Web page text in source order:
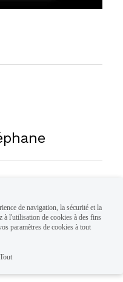
de navigation, la sécurité et la
à l'utilisation de cookies à des fins
paramètres de cookies à tout